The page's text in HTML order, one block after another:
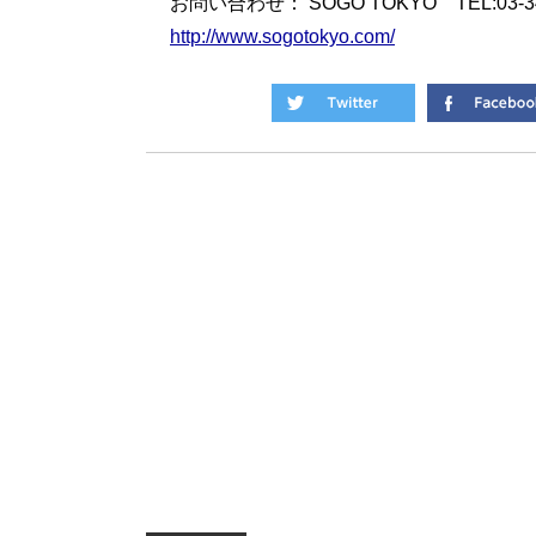
http://www.sogotokyo.com/